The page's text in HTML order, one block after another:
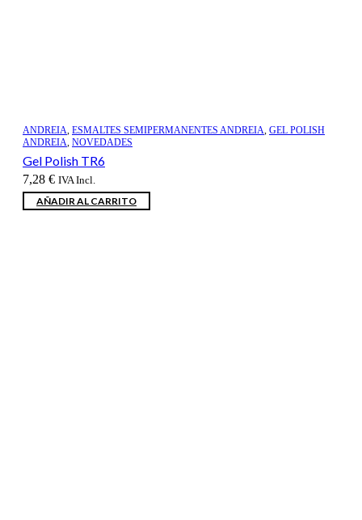
ANDREIA, ESMALTES SEMIPERMANENTES ANDREIA, GEL POLISH
ANDREIA, NOVEDADES
Gel Polish TR6
7,28 € IVA Incl.
AÑADIR AL CARRITO